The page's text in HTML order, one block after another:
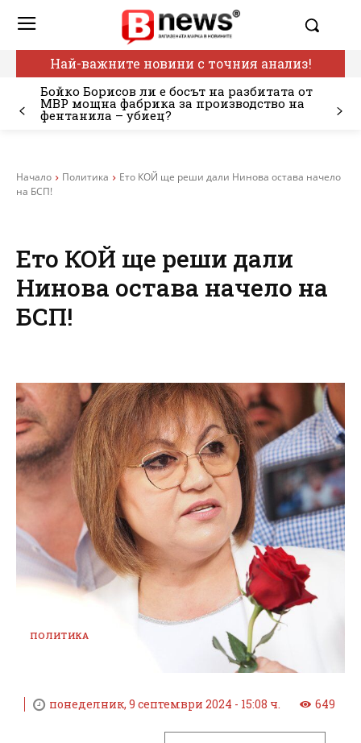
Най-важните новини с точния анализ!
Бойко Борисов ли е босът на разбитата от
МВР мощна фабрика за производство на
фентанила – убиец?
Начало Политика
Ето КОЙ ще реши дали Нинова остава начело
на БСП!
Ето КОЙ ще реши дали
Нинова остава начело на
БСП!
ПОЛИТИКА
понеделник, 9 септември 2024 - 15:08 ч. 649